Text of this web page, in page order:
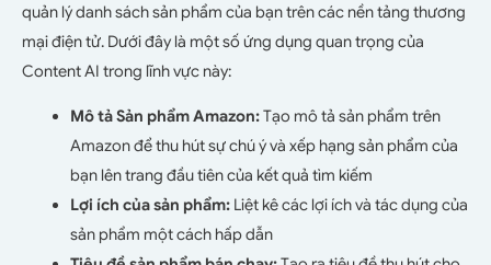
quản lý danh sách sản phẩm của bạn trên các nền tảng thương
mại điện tử. Dưới đây là một số ứng dụng quan trọng của
Content AI trong lĩnh vực này:
Mô tả Sản phẩm Amazon:Tạo mô tả sản phẩm trên
Amazon để thu hút sự chú ý và xếp hạng sản phẩm của
bạn lên trang đầu tiên của kết quả tìm kiếm
Lợi ích của sản phẩm:Liệt kê các lợi ích và tác dụng của
sản phẩm một cách hấp dẫn